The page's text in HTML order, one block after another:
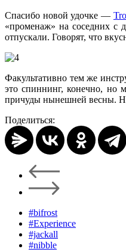
Спасибо новой удочке —
«променаж» на соседних с
отпускали. Говорят, что
Факультативно тем же
это спиннинг, конечно, но
причуды нынешней весны.
Поделиться:
#bifrost
#Experience
#jackall
#nibble